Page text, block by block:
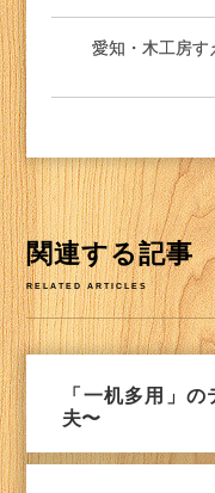
愛知・木工房す
関連する記事
RELATED ARTICLES
「一机多用」
夫〜